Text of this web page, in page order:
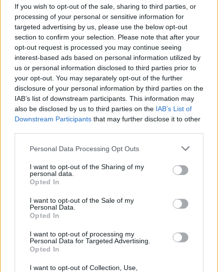
If you wish to opt-out of the sale, sharing to third parties, or
processing of your personal or sensitive information for
targeted advertising by us, please use the below opt-out
section to confirm your selection. Please note that after your
opt-out request is processed you may continue seeing
interest-based ads based on personal information utilized by
us or personal information disclosed to third parties prior to
your opt-out. You may separately opt-out of the further
disclosure of your personal information by third parties on the
IAB’s list of downstream participants. This information may
also be disclosed by us to third parties on the IAB’s List of
Downstream Participants that may further disclose it to other
Please note that this website/app uses one or more Google
not limited to your visit or usage behaviour. You may click to
grant or deny consent to Google and its third-party tags to
use your data for below specified purposes in below Google
consent section.
Personal Data Processing Opt Outs
I want to opt-out of the Sharing of my
personal data.
Opted In
I want to opt-out of the Sale of my
Personal Data.
Opted In
I want to opt-out of processing my
Personal Data for Targeted Advertising.
Opted In
I want to opt-out of Collection, Use,
befejezéshez. Új parkolóház létesül, megújul a városháza és a
Széchenyi tér is.
A tengerfenék alatt négy óriáskábellel
kötik össze Spanyolország és
Franciaország villamosenergia-
hálózatát
Még több zöld, még több virág és új
játszótér Debrecen egyik legfontosabb
terén
Fából épül Budakeszi új óvodája
Gyárleállításokkal és átszervezett